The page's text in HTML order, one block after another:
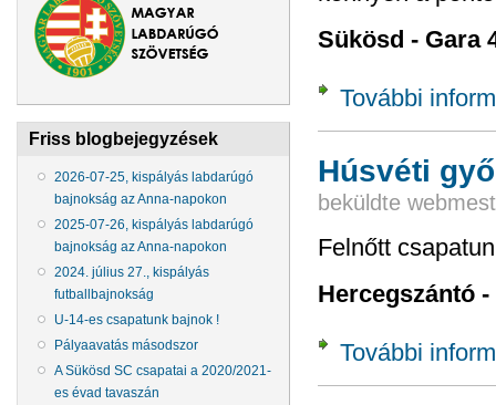
Friss blogbejegyzések
2026-07-25, kispályás labdarúgó
bajnokság az Anna-napokon
2025-07-26, kispályás labdarúgó
bajnokság az Anna-napokon
2024. július 27., kispályás
futballbajnokság
U-14-es csapatunk bajnok !
Pályaavatás másodszor
A Sükösd SC csapatai a 2020/2021-
es évad tavaszán
Sükösd - Gara
További
Húsvéti
beküldte
Felnőtt
Hercegszántó
További